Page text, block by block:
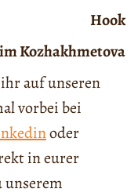
Hook
Kozhakhmetova
auf unseren
vorbei bei
oder
in eurer
unserem